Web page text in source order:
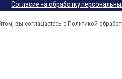
Согласие на обработку
вы соглашаетесь с Политикой